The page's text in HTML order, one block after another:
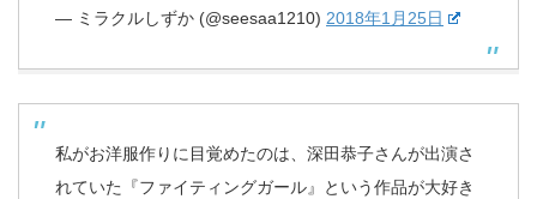
— ミラクルしずか (@seesaa1210) 2018年1月25日
私がお洋服作りに目覚めたのは、深田恭子さんが出演さ
れていた『ファイティングガール』という作品が大好き